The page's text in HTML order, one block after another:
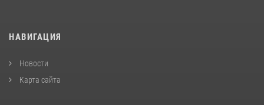
НАВИГАЦИЯ
Новости
Карта сайта